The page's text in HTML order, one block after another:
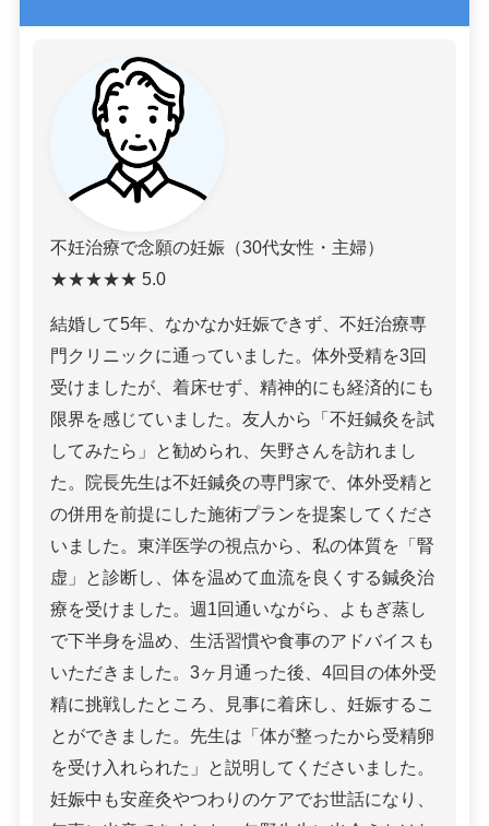
不妊治療で念願の妊娠（30代女性・主婦）
★★★★★ 5.0
結婚して5年、なかなか妊娠できず、不妊治療専
門クリニックに通っていました。体外受精を3回
受けましたが、着床せず、精神的にも経済的にも
限界を感じていました。友人から「不妊鍼灸を試
してみたら」と勧められ、矢野さんを訪れまし
た。院長先生は不妊鍼灸の専門家で、体外受精と
の併用を前提にした施術プランを提案してくださ
いました。東洋医学の視点から、私の体質を「腎
虚」と診断し、体を温めて血流を良くする鍼灸治
療を受けました。週1回通いながら、よもぎ蒸し
で下半身を温め、生活習慣や食事のアドバイスも
いただきました。3ヶ月通った後、4回目の体外受
精に挑戦したところ、見事に着床し、妊娠するこ
とができました。先生は「体が整ったから受精卵
を受け入れられた」と説明してくださいました。
妊娠中も安産灸やつわりのケアでお世話になり、